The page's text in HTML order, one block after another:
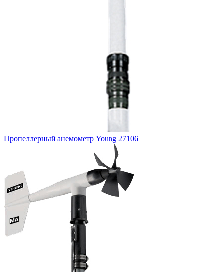
Пропеллерный анемометр Young 27106